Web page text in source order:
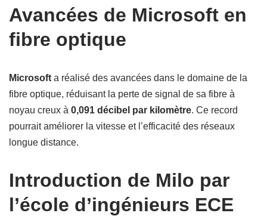
Avancées de Microsoft en
fibre optique
Microsoft a réalisé des avancées dans le domaine de la
fibre optique, réduisant la perte de signal de sa fibre à
noyau creux à 0,091 décibel par kilomètre. Ce record
pourrait améliorer la vitesse et l’efficacité des réseaux
longue distance.
Introduction de Milo par
l’école d’ingénieurs ECE